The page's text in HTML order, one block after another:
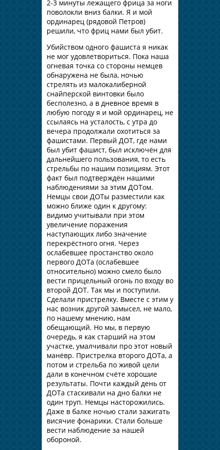
2-3 минуты лежащего фрица за ноги
поволокли вниз балки. Я и мой
ординарец (рядовой Петров)
решили, что фриц нами был убит.
Убийством одного фашиста я никак
не мог удовлетвориться. Пока наша
огневая точка со стороны немцев
обнаружена не была, ночью
стрелять из малокалиберной
снайперской винтовки было
бесполезно, а в дневное время в
любую погоду я и мой ординарец, не
ссылаясь на усталость, с утра до
вечера продолжали охотиться за
фашистами. Первый ДОТ, где нами
был убит фашист, был исключён для
дальнейшего пользования, то есть
стрельбы по нашим позициям. Этот
факт был подтверждён нашими
наблюдениями за этим ДОТом.
Немцы свои ДОТы разместили как
можно ближе один к другому:
видимо учитывали при этом
увеличение поражения
наступающих либо значение
перекрёстного огня. Через
ослабевшее простанство около
первого ДОТа (ослабевшее
относительно) можно смело было
вести прицельный огонь по входу во
второй ДОТ. Так мы и поступили.
Сделали пристрелку. Вместе с этим у
нас возник другой замысел, не мало,
по нашему мнению, нам
обещающий. Но мы, в первую
очередь, я как старший на этом
участке, умалчивали про этот новый
манёвр. Пристрелка второго ДОТа, а
потом и стрельба по живой цели
дали в конечном счёте хорошие
результаты. Почти каждый день от
ДОТа стаскивали на дно балки не
один труп. Немцы насторожились.
Даже в балке ночью стали зажигать
висячие фонарики. Стали больше
вести наблюдение за нашей
обороной.